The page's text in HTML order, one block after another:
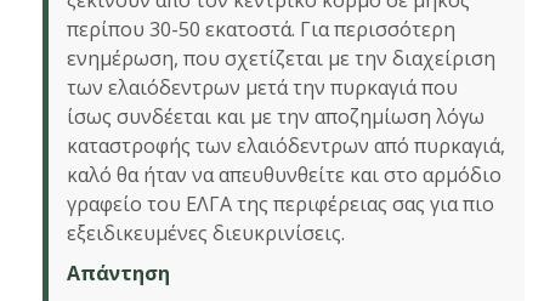
περίπου 30-50 εκατοστά. Για περισσότερη
ενημέρωση, που σχετίζεται με την διαχείριση
των ελαιόδεντρων μετά την πυρκαγιά που
ίσως συνδέεται και με την αποζημίωση λόγω
καταστροφής των ελαιόδεντρων από πυρκαγιά,
καλό θα ήταν να απευθυνθείτε και στο αρμόδιο
γραφείο του ΕΛΓΑ της περιφέρειας σας για πιο
εξειδικευμένες διευκρινίσεις.
Απάντηση